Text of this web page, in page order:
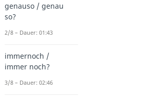
genauso / genau
so?
2/8 – Dauer: 01:43
immernoch /
immer noch?
3/8 – Dauer: 02:46